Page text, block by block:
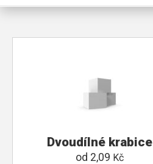
Dvoudílné krabice
od 2,09 Kč